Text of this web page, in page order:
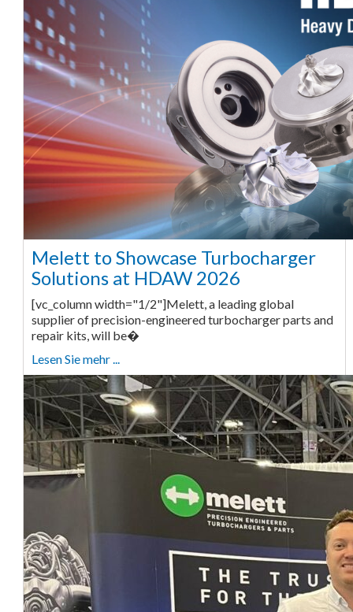
Melett to Showcase Turbocharger
Solutions at HDAW 2026
[vc_column width="1/2"]Melett, a leading global
supplier of precision-engineered turbocharger parts and
repair kits, will be�
Lesen Sie mehr ...